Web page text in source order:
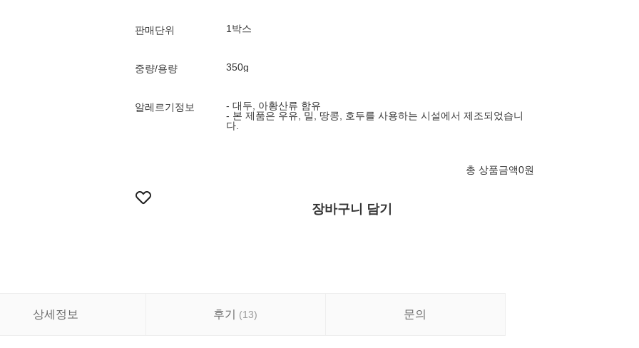
판매단위 1박스
중량/용량 350g
알레르기정보
- 대두, 아황산류 함유
- 본 제품은 우유, 밀, 땅콩, 호두를 사용하는 시설에서 제조되었습니
다.
총 상품금액0원
장바구니 담기
상세정보 후기 (13) 문의